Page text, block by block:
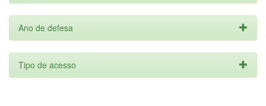
Ano de defesa
Tipo de acesso